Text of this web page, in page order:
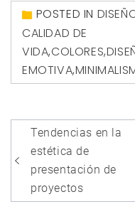
POSTED IN
CALIDAD DE
VIDA,COLORES,
EMOTIVA,
de
entradas
Tendencias en la
estética de
presentación de
proyectos